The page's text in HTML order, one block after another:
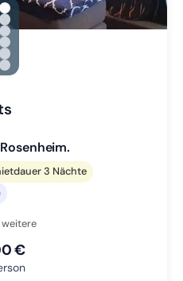
gallery.slide_selector
Zu Slide 1 wechseln
Zu Slide 2 wechseln
Zu Slide 3 wechseln
Zu Slide 4 wechseln
Zu Slide 5 wechseln
Zu Slide 6 wechseln
3 Nächte
weitere
€